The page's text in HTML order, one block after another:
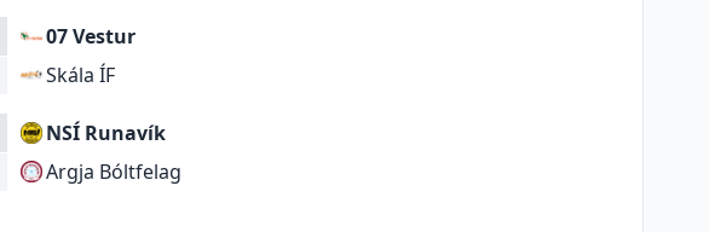
07 Vestur
Skála ÍF
NSÍ Runavík
Argja Bóltfelag